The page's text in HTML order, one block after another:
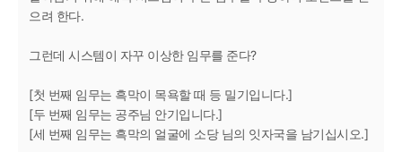
으려 한다.
그런데 시스템이 자꾸 이상한 임무를 준다?
[첫 번째 임무는 흑막이 목욕할 때 등 밀기입니다.]
[두 번째 임무는 공주님 안기입니다.]
[세 번째 임무는 흑막의 얼굴에 소당 님의 잇자국을 남기십시오.]